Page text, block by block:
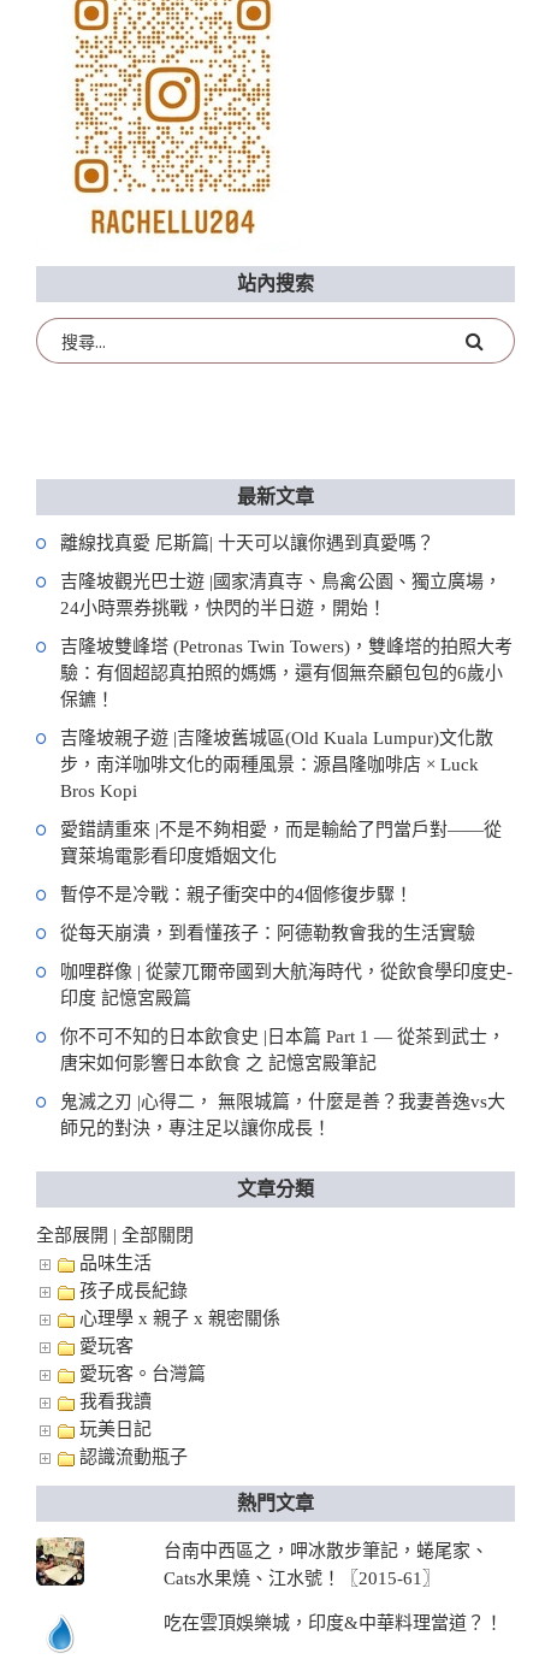
站內搜索
最新文章
離線找真愛 尼斯篇| 十天可以讓你遇到真愛嗎？
吉隆坡觀光巴士遊 |國家清真寺、鳥禽公園、獨立廣場，
24小時票券挑戰，快閃的半日遊，開始！
吉隆坡雙峰塔 (Petronas Twin Towers)，雙峰塔的拍照大考
驗：有個超認真拍照的媽媽，還有個無奈顧包包的6歲小
保鑣！
吉隆坡親子遊 |吉隆坡舊城區(Old Kuala Lumpur)文化散
步，南洋咖啡文化的兩種風景：源昌隆咖啡店 × Luck
Bros Kopi
愛錯請重來 |不是不夠相愛，而是輸給了門當戶對——從
寶萊塢電影看印度婚姻文化
暫停不是冷戰：親子衝突中的4個修復步驟！
從每天崩潰，到看懂孩子：阿德勒教會我的生活實驗
咖哩群像 | 從蒙兀爾帝國到大航海時代，從飲食學印度史-
印度 記憶宮殿篇
你不可不知的日本飲食史 |日本篇 Part 1 — 從茶到武士，
唐宋如何影響日本飲食 之 記憶宮殿筆記
鬼滅之刃 |心得二， 無限城篇，什麼是善？我妻善逸vs大
師兄的對決，專注足以讓你成長！
文章分類
全部展開
全部關閉
品味生活
孩子成長紀錄
心理學 x 親子 x 親密關係
愛玩客
愛玩客。台灣篇
我看我讀
玩美日記
認識流動瓶子
熱門文章
台南中西區之，呷冰散步筆記，蜷尾家、
Cats水果燒、江水號！〖2015-61〗
吃在雲頂娛樂城，印度&中華料理當道？！